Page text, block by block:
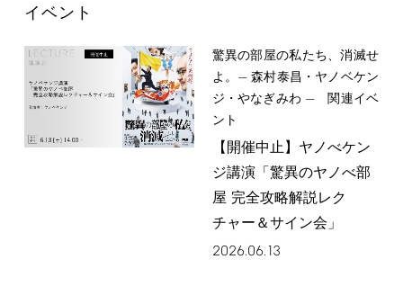
イベント
驚異の部屋の私たち、消滅せ
よ。— 森村泰昌・ヤノベケン
ジ・やなぎみわ — 関連イベ
ント
【開催中止】ヤノべケン
ジ講演「驚異のヤノべ部
屋 完全攻略解説レク
チャー＆サイン会」
2026.06.13